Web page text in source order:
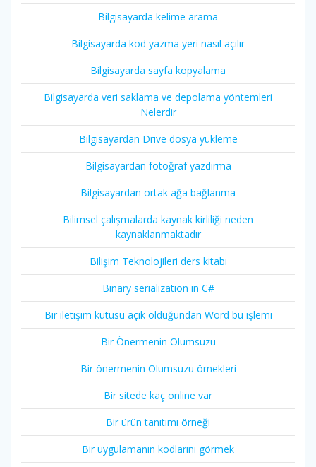
Bilgisayarda kelime arama
Bilgisayarda kod yazma yeri nasıl açılır
Bilgisayarda sayfa kopyalama
Bilgisayarda veri saklama ve depolama yöntemleri
Nelerdir
Bilgisayardan Drive dosya yükleme
Bilgisayardan fotoğraf yazdırma
Bilgisayardan ortak ağa bağlanma
Bilimsel çalışmalarda kaynak kirliliği neden
kaynaklanmaktadır
Bilişim Teknolojileri ders kitabı
Binary serialization in C#
Bir iletişim kutusu açık olduğundan Word bu işlemi
Bir Önermenin Olumsuzu
Bir önermenin Olumsuzu örnekleri
Bir sitede kaç online var
Bir ürün tanıtımı örneği
Bir uygulamanın kodlarını görmek